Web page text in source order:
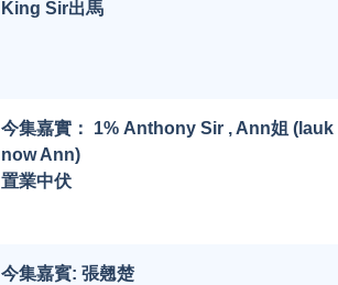
King Sir出馬
今集嘉實： 1% Anthony Sir , Ann姐 (lauk
now Ann)
置業中伏
今集嘉賓: 張翹楚